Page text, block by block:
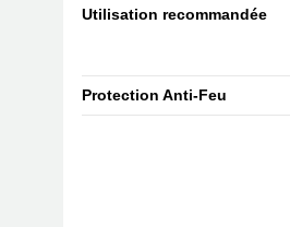
Utilisation recommandée
Protection Anti-Feu